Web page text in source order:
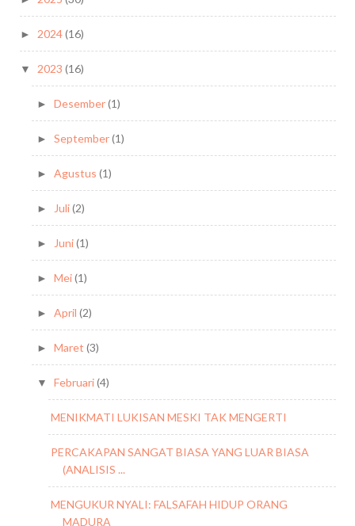
► 2024(16)
▼ 2023 (16)
► Desember(1)
► September(1)
► Agustus (1)
► Juli(2)
► Juni(1)
► Mei(1)
► April (2)
► Maret (3)
▼ Februari(4)
MENIKMATI LUKISAN MESKI TAK MENGERTI
PERCAKAPAN SANGAT BIASA YANG LUAR BIASA
(ANALISIS ...
MENGUKUR NYALI: FALSAFAH HIDUP ORANG
MADURA